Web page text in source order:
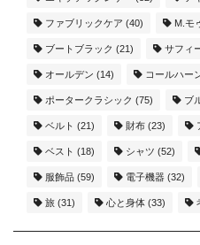
ファブリックケア (40) M.モ
ブートブラック (21) サフィ
オールデン (14) コールハー
ポータークラシック (75) ブ
ベルト (21) 財布 (23)
ベスト (18) シャツ (52)
服飾品 (59) 電子機器 (32)
旅 (31) 心と身体 (33)